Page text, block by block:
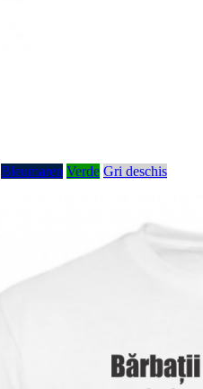
Bleumaren Verde Gri deschis